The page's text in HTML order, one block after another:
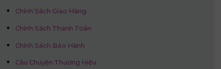
Chính Sách Giao Hàng
Chính Sách Thanh Toán
Chính Sách Bảo Hành
Câu Chuyện Thương Hiệu